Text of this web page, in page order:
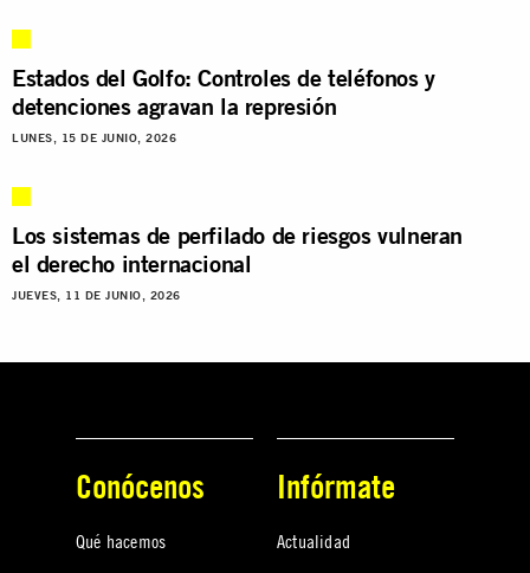
Estados del Golfo: Controles de teléfonos y
detenciones agravan la represión
LUNES, 15 DE JUNIO, 2026
Los sistemas de perfilado de riesgos vulneran
el derecho internacional
JUEVES, 11 DE JUNIO, 2026
Conócenos
Qué hacemos
Infórmate
Actualidad